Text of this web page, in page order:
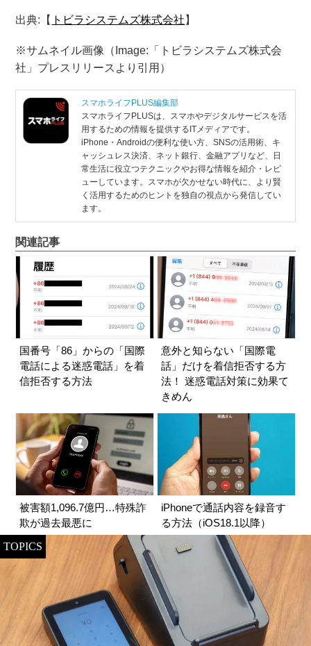
出典:【 トビラシステムズ株式会社 】
※サムネイル画像（Image:「トビラシステムズ株式会
社」プレスリリースより引用）
スマホライフPLUS編集部
スマホライフPLUSは、スマホやデジタルサービスを活
用するための情報を提供するITメディアです。
iPhone・Androidの便利な使い方、SNSの活用術、キ
ャッシュレス決済、ネット銀行、金融アプリなど、日
常生活に役立つテクニックやお得な情報を紹介・レビ
ューしています。スマホが欠かせない時代に、より賢
く活用するためのヒントを独自の視点から発信してい
ます。
関連記事
国番号「86」からの「国際
電話による迷惑電話」を着
信拒否する方法
意外と知らない「国際電
話」だけを着信拒否する方
法！ 迷惑電話対策に効果て
きめん
被害額1,096.7億円…特殊詐
欺が過去最悪に
iPhoneで通話内容を録音す
る方法（iOS18.1以降）
TOPICS